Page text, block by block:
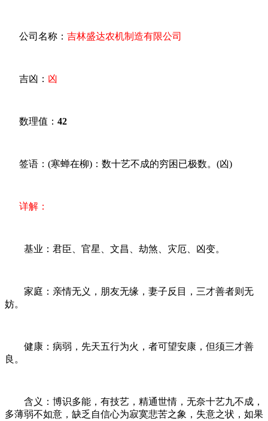
公司名称： 吉林盛达农机制造有限公司
吉凶： 凶
数理值： 42
签语：(寒蝉在柳)：数十艺不成的穷困已极数。(凶)
详解：
基业：君臣、官星、文昌、劫煞、灾厄、凶变。
家庭：亲情无义，朋友无缘，妻子反目，三才善者则无
妨。
健康：病弱，先天五行为火，者可望安康，但须三才善
良。
含义：博识多能，有技艺，精通世情，无奈十艺九不成，
多薄弱不如意，缺乏自信心为寂寞悲苦之象，失意之状，如果